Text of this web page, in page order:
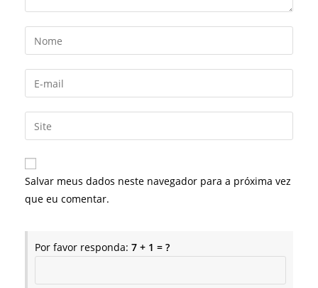
Digite
seu
nome
ou
de
usuário
para
comentar
Digite
seu
endereço
de
mail
para
comentar
Digite
o
URL
do
site
Salvar meus dados neste navegador para a próxima vez
que eu comentar.
Por favor responda: 7 + 1 = ?